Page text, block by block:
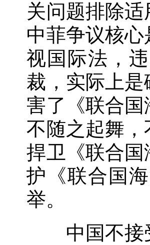
关问题排除
中菲争议核
视国际法，
裁，实际上
害了《联合
不随之起舞
捍卫《联合
护《联合国
举。
中国不接受